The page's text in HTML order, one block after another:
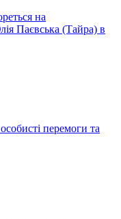
на
Паєвська (Тайра) в
перемоги та